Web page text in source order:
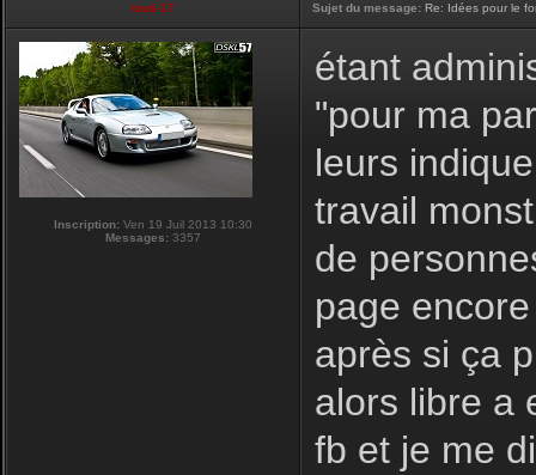
touti-17 Sujet du message: Re: Idées pour le
Inscription: Ven 19 Juil 2013 10:30
Messages: 3357
étant
"pour ma
leurs
travail
de
page
après si ça
alors libre a
fb et je me